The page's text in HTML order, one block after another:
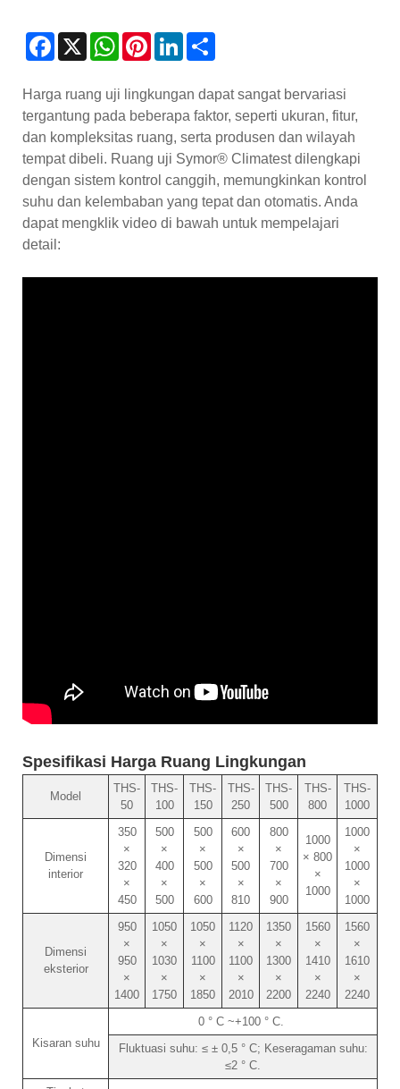
Facebook
X WhatsAppPinterestLinkedIn
Harga ruang uji lingkungan dapat sangat bervariasi
tergantung pada beberapa faktor, seperti ukuran, fitur,
dan kompleksitas ruang, serta produsen dan wilayah
tempat dibeli. Ruang uji Symor® Climatest dilengkapi
dengan sistem kontrol canggih, memungkinkan kontrol
suhu dan kelembaban yang tepat dan otomatis. Anda
dapat mengklik video di bawah untuk mempelajari
detail:
Spesifikasi Harga Ruang Lingkungan
Model
THS-
50
THS-
100
THS-
150
THS-
250
THS-
500
THS-
800
THS-
1000
Dimensi
interior
350
×
320
×
450
500
×
400
×
500
500
×
500
×
600
600
×
500
×
810
800
×
700
×
900
1000
× 800
×
1000
1000
×
1000
×
1000
Dimensi
eksterior
950
×
950
×
1400
1050
×
1030
×
1750
1050
×
1100
×
1850
1120
×
1100
×
2010
1350
×
1300
×
2200
1560
×
1410
×
2240
1560
×
1610
×
2240
Kisaran suhu
0 ° C ~+100 ° C.
Fluktuasi suhu: ≤ ± 0,5 ° C; Keseragaman suhu:
≤2 ° C.